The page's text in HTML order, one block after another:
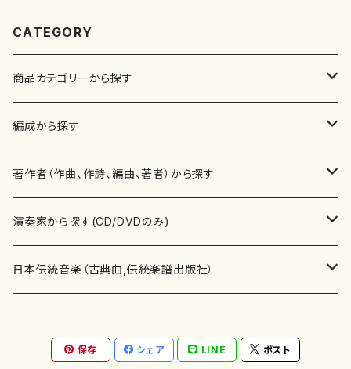
CATEGORY
商品カテゴリーから探す
楽譜
書籍
書籍
テキストブック
CD・DVD
チケット
邦楽ジャーナル
レコード
編成から探す
邦楽器
箏・琴（ソロ）
箏・琴（合奏）
三味線（合奏）
合唱
混声合唱
男声合唱
歌・声
ピアノ（ソロ）
洋楽器（弦楽器）
著作者（作曲、作詩、編曲、著者）から探す
あ行
青木省三(アオキ ショウゾウ)
秋山健治(アキヤマ ケンジ）
か行
蔭山滸山(カゲヤマ キョザン)
斉藤松声(サイトウ ショウセイ)
演奏家から探す(CD/DVDのみ)
邦楽（箏、三味線、尺八等）演奏家
石川高（笙）
應和惠子（声楽・ソプラノ）
洋楽-鍵盤楽器（ピアノ、オルガン等）演奏家
日本伝統音楽（古典曲,伝統楽譜出版社）
宮城道雄（宮城宗家監修）
地歌箏曲（三絃古典楽譜）
保存 シェア LINE ポスト